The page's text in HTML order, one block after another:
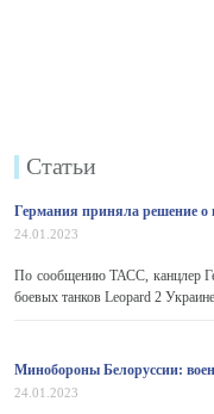
Статьи
Германия приняла решение о
24.01.2023
По сообщению ТАСС, канцлер
боевых танков Leopard 2
Минобороны Белоруссии:
24.01.2023